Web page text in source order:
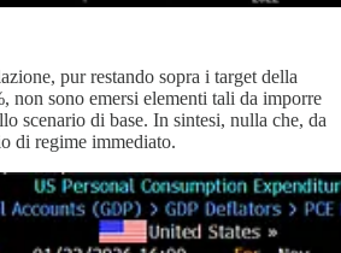
pur restando sopra i target della
non sono emersi elementi tali da imporre
scenario di base. In sintesi, nulla che, da
di regime immediato.